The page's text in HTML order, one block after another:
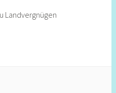
Landvergnügen